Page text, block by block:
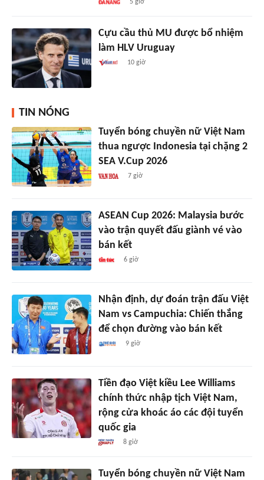
5 giờ
Cựu cầu thủ MU được bổ nhiệm
làm HLV Uruguay
10 giờ
TIN NÓNG
Tuyển bóng chuyền nữ Việt Nam
thua ngược Indonesia tại chặng 2
SEA V.Cup 2026
7 giờ
ASEAN Cup 2026: Malaysia bước
vào trận quyết đấu giành vé vào
bán kết
6 giờ
Nhận định, dự đoán trận đấu Việt
Nam vs Campuchia: Chiến thắng
để chọn đường vào bán kết
9 giờ
Tiền đạo Việt kiều Lee Williams
chính thức nhập tịch Việt Nam,
rộng cửa khoác áo các đội tuyển
quốc gia
8 giờ
Tuyển bóng chuyền nữ Việt Nam